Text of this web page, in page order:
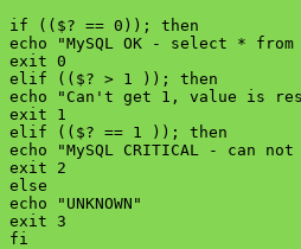
if (($? == 0)); then
echo "MySQL OK - select * from
exit 0
elif (($? > 1 )); then
echo "Can't get 1, value is
exit 1
elif (($? == 1 )); then
echo "MySQL CRITICAL - can
exit 2
else
echo "UNKNOWN"
exit 3
fi